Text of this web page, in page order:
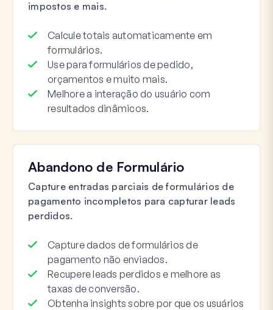
impostos e mais.
Calcule totais automaticamente em
formulários.
Use para formulários de pedido,
orçamentos e muito mais.
Melhore a interação do usuário com
resultados dinâmicos.
Abandono de Formulário
Capture entradas parciais de formulários de
pagamento incompletos para capturar leads
perdidos.
Capture dados de formulários de
pagamento não enviados.
Recupere leads perdidos e melhore as
taxas de conversão.
Obtenha insights sobre por que os usuários